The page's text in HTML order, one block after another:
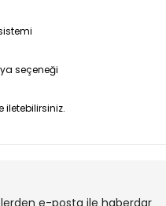
seçeneği
iletebilirsiniz.
e-posta ile haberdar